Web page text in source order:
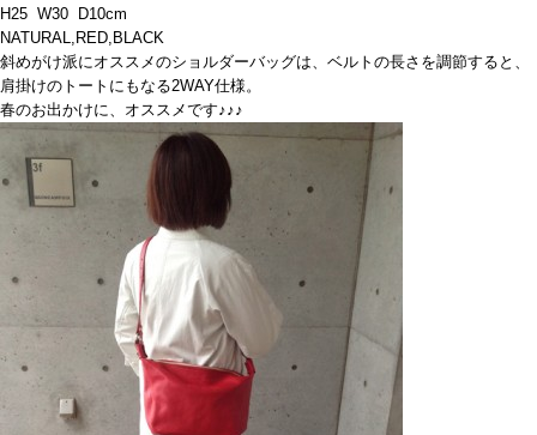
H25 W30 D10cm
NATURAL,RED,BLACK
斜めがけ派にオススメのショルダーバッグは、ベルトの長さを調節すると、
肩掛けのトートにもなる2WAY仕様。
春のお出かけに、オススメです♪♪♪